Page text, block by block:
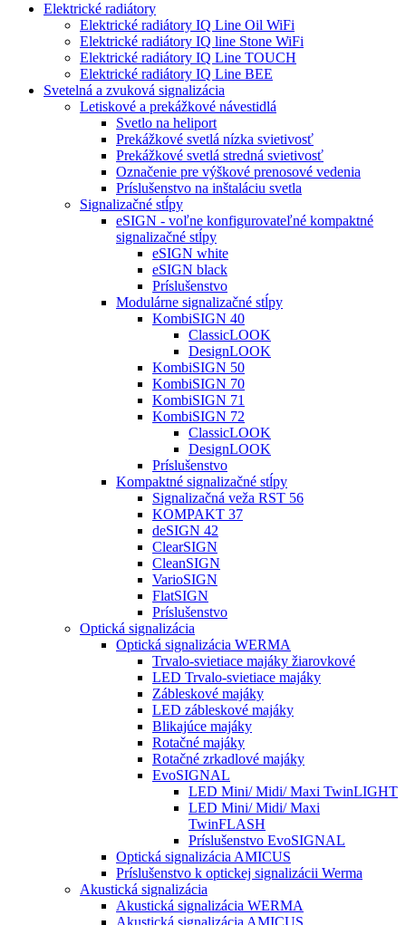
Elektrické radiátory
Elektrické radiátory IQ Line Oil WiFi
Elektrické radiátory IQ line Stone WiFi
Elektrické radiátory IQ Line TOUCH
Elektrické radiátory IQ Line BEE
Svetelná a zvuková signalizácia
Letiskové a prekážkové návestidlá
Svetlo na heliport
Prekážkové svetlá nízka svietivosť
Prekážkové svetlá stredná svietivosť
Označenie pre výškové prenosové vedenia
Príslušenstvo na inštaláciu svetla
Signalizačné stĺpy
eSIGN - voľne konfigurovateľné kompaktné
signalizačné stĺpy
eSIGN white
eSIGN black
Príslušenstvo
Modulárne signalizačné stĺpy
KombiSIGN 40
ClassicLOOK
DesignLOOK
KombiSIGN 50
KombiSIGN 70
KombiSIGN 71
KombiSIGN 72
ClassicLOOK
DesignLOOK
Príslušenstvo
Kompaktné signalizačné stĺpy
Signalizačná veža RST 56
KOMPAKT 37
deSIGN 42
ClearSIGN
CleanSIGN
VarioSIGN
FlatSIGN
Príslušenstvo
Optická signalizácia
Optická signalizácia WERMA
Trvalo-svietiace majáky žiarovkové
LED Trvalo-svietiace majáky
Zábleskové majáky
LED zábleskové majáky
Blikajúce majáky
Rotačné majáky
Rotačné zrkadlové majáky
EvoSIGNAL
LED Mini/ Midi/ Maxi TwinLIGHT
LED Mini/ Midi/ Maxi
TwinFLASH
Príslušenstvo EvoSIGNAL
Optická signalizácia AMICUS
Príslušenstvo k optickej signalizácii Werma
Akustická signalizácia
Akustická signalizácia WERMA
Akustická signalizácia AMICUS